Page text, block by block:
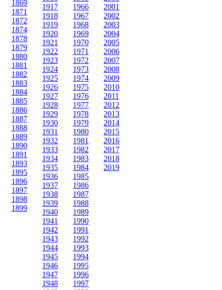
1869
1871
1872
1874
1878
1879
1880
1881
1882
1883
1884
1885
1886
1887
1888
1889
1890
1891
1893
1895
1896
1897
1898
1899
1917
1918
1919
1920
1921
1922
1923
1924
1925
1926
1927
1928
1929
1930
1931
1932
1933
1934
1935
1936
1937
1938
1939
1940
1941
1942
1943
1944
1945
1946
1947
1948
1966
1967
1968
1969
1970
1971
1972
1973
1974
1975
1976
1977
1978
1979
1980
1981
1982
1983
1984
1985
1986
1987
1988
1989
1990
1991
1992
1993
1994
1995
1996
1997
2001
2002
2003
2004
2005
2006
2007
2008
2009
2010
2011
2012
2013
2014
2015
2016
2017
2018
2019